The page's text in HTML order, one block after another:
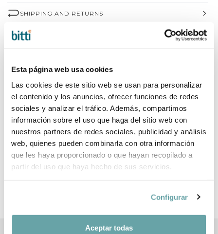
Esta página web usa cookies
Las cookies de este sitio web se usan para personalizar
el contenido y los anuncios, ofrecer funciones de redes
sociales y analizar el tráfico. Además, compartimos
información sobre el uso que haga del sitio web con
nuestros partners de redes sociales, publicidad y análisis
web, quienes pueden combinarla con otra información
que les haya proporcionado o que hayan recopilado a
partir del uso que haya hecho de sus servicios.
Configurar
Aceptar todas
SHIPPING AND RETURNS
WHY CHOOSE BITTI?
SHARE
OTHER CUSTOMERS ALSO VIEWED